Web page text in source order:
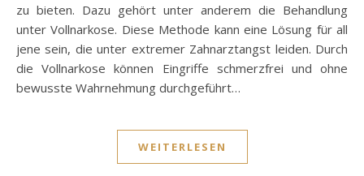
zu bieten. Dazu gehört unter anderem die Behandlung
unter Vollnarkose. Diese Methode kann eine Lösung für all
jene sein, die unter extremer Zahnarztangst leiden. Durch
die Vollnarkose können Eingriffe schmerzfrei und ohne
bewusste Wahrnehmung durchgeführt…
WEITERLESEN